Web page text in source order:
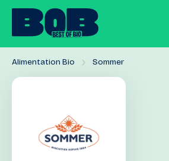
Alimentation Bio Sommer